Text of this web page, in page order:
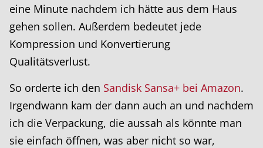
eine Minute nachdem ich hätte aus dem Haus
gehen sollen. Außerdem bedeutet jede
Kompression und Konvertierung
Qualitätsverlust.
So orderte ich den Sandisk Sansa+ bei Amazon.
Irgendwann kam der dann auch an und nachdem
ich die Verpackung, die aussah als könnte man
sie einfach öffnen, was aber nicht so war,